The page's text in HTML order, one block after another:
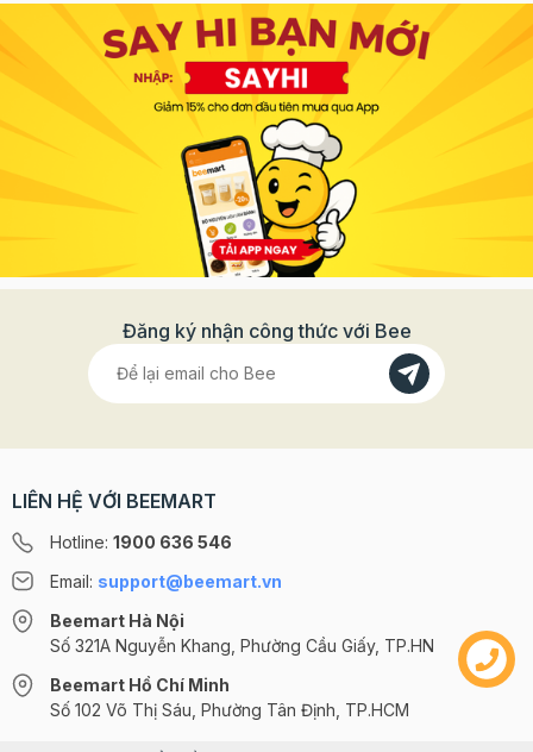
Đăng ký nhận công thức với Bee
LIÊN HỆ VỚI BEEMART
Hotline: 1900 636 546
Email: support@beemart.vn
Beemart Hà Nội
Số 321A Nguyễn Khang, Phường Cầu Giấy, TP.HN
Beemart Hồ Chí Minh
Số 102 Võ Thị Sáu, Phường Tân Định, TP.HCM